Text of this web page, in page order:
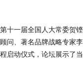
第十一届全国人大常委贺
顾问、著名品牌战略专家
程启动仪式，论坛展示了